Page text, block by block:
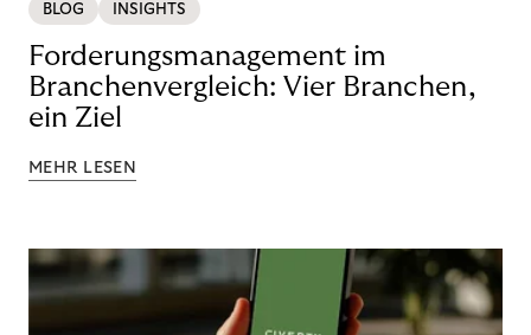
BLOG INSIGHTS
Forderungsmanagement im
Branchenvergleich: Vier Branchen,
ein Ziel
MEHR LESEN